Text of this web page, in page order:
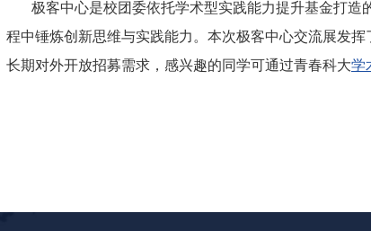
极客中心是校团委依托学术型实践能力提升基金打
程中锤炼创新思维与实践能力。本次极客中心交流展发
长期对外开放招募需求，感兴趣的同学可通过青春科大学